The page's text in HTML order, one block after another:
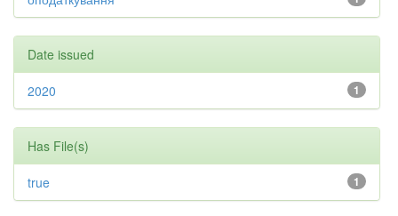
Date issued
1
2020
Has File(s)
1
true